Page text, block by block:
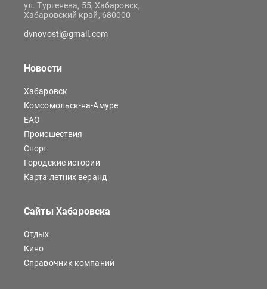
ул. Тургенева, 55, Хабаровск,
Хабаровский край, 680000
dvnovosti@gmail.com
Новости
Хабаровск
Комсомольск-на-Амуре
ЕАО
Происшествия
Спорт
Городские истории
Карта летних веранд
Сайты Хабаровска
Отдых
Кино
Справочник компаний